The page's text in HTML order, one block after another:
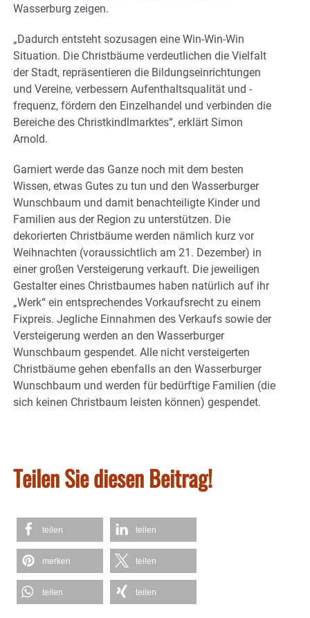
Wasserburg zeigen.
„Dadurch entsteht sozusagen eine Win-Win-Win
Situation. Die Christbäume verdeutlichen die Vielfalt
der Stadt, repräsentieren die Bildungseinrichtungen
und Vereine, verbessern Aufenthaltsqualität und -
frequenz, fördern den Einzelhandel und verbinden die
Bereiche des Christkindlmarktes“, erklärt Simon
Arnold.
Garniert werde das Ganze noch mit dem besten
Wissen, etwas Gutes zu tun und den Wasserburger
Wunschbaum und damit benachteiligte Kinder und
Familien aus der Region zu unterstützen. Die
dekorierten Christbäume werden nämlich kurz vor
Weihnachten (voraussichtlich am 21. Dezember) in
einer großen Versteigerung verkauft. Die jeweiligen
Gestalter eines Christbaumes haben natürlich auf ihr
„Werk“ ein entsprechendes Vorkaufsrecht zu einem
Fixpreis. Jegliche Einnahmen des Verkaufs sowie der
Versteigerung werden an den Wasserburger
Wunschbaum gespendet. Alle nicht versteigerten
Christbäume gehen ebenfalls an den Wasserburger
Wunschbaum und werden für bedürftige Familien (die
sich keinen Christbaum leisten können) gespendet.
Teilen Sie diesen Beitrag!
teilen teilen
merken teilen
teilen teilen